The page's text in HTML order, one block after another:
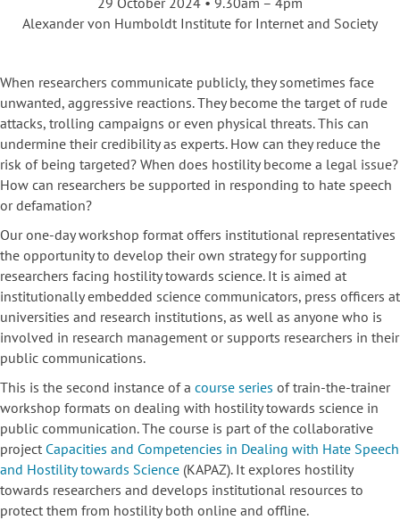
Alexander von Humboldt Institute for Internet and Society
When researchers communicate publicly, they sometimes face
unwanted, aggressive reactions. They become the target of rude
attacks, trolling campaigns or even physical threats. This can
undermine their credibility as experts. How can they reduce the
risk of being targeted? When does hostility become a legal issue?
How can researchers be supported in responding to hate speech
or defamation?
Our one-day workshop format offers institutional representatives
the opportunity to develop their own strategy for supporting
researchers facing hostility towards science. It is aimed at
institutionally embedded science communicators, press officers at
universities and research institutions, as well as anyone who is
involved in research management or supports researchers in their
public communications.
This is the second instance of a course series of train-the-trainer
workshop formats on dealing with hostility towards science in
public communication. The course is part of the collaborative
project Capacities and Competencies in Dealing with Hate Speech
and Hostility towards Science (KAPAZ). It explores hostility
towards researchers and develops institutional resources to
protect them from hostility both online and offline.